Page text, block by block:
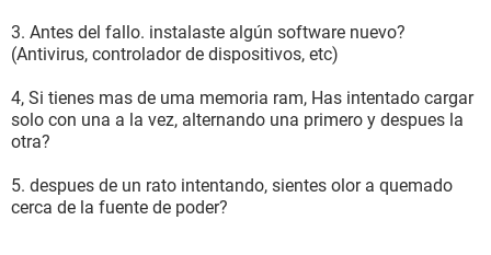
3. Antes del fallo. instalaste algún software nuevo?
(Antivirus, controlador de dispositivos, etc)
4, Si tienes mas de uma memoria ram, Has intentado cargar
solo con una a la vez, alternando una primero y despues la
otra?
5. despues de un rato intentando, sientes olor a quemado
cerca de la fuente de poder?